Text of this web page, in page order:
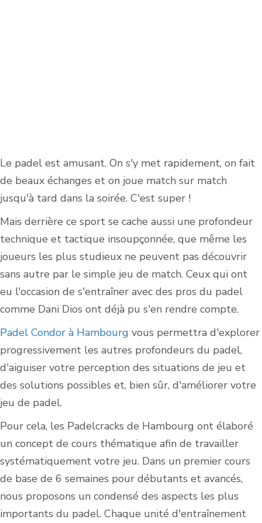
Le padel est amusant. On s'y met rapidement, on fait
de beaux échanges et on joue match sur match
jusqu'à tard dans la soirée. C'est super !
Mais derrière ce sport se cache aussi une profondeur
technique et tactique insoupçonnée, que même les
joueurs les plus studieux ne peuvent pas découvrir
sans autre par le simple jeu de match. Ceux qui ont
eu l'occasion de s'entraîner avec des pros du padel
comme Dani Dios ont déjà pu s'en rendre compte.
Padel Condor à Hambourg vous permettra d'explorer
progressivement les autres profondeurs du padel,
d'aiguiser votre perception des situations de jeu et
des solutions possibles et, bien sûr, d'améliorer votre
jeu de padel.
Pour cela, les Padelcracks de Hambourg ont élaboré
un concept de cours thématique afin de travailler
systématiquement votre jeu. Dans un premier cours
de base de 6 semaines pour débutants et avancés,
nous proposons un condensé des aspects les plus
importants du padel. Chaque unité d'entraînement